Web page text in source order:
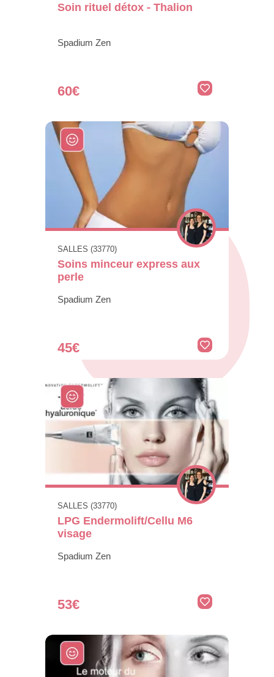
Soin rituel détox - Thalion
Spadium Zen
60€
SALLES (33770)
Soins minceur express aux
perle
Spadium Zen
45€
SALLES (33770)
LPG Endermolift/Cellu M6
visage
Spadium Zen
53€